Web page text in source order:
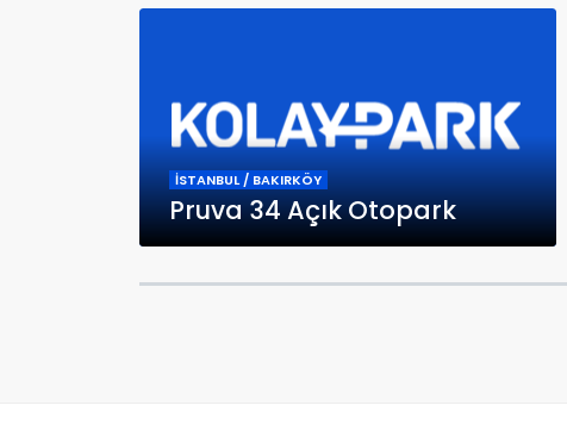
İSTANBUL / BAKIRKÖY
Pruva 34 Açık Otopark